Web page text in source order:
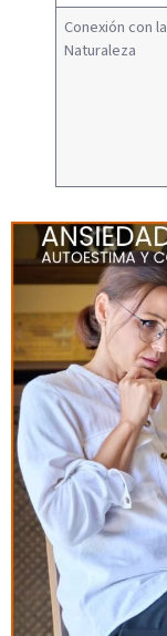
Conexión con la
Naturaleza